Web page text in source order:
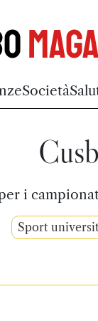
Società
Cusb
i
Sport